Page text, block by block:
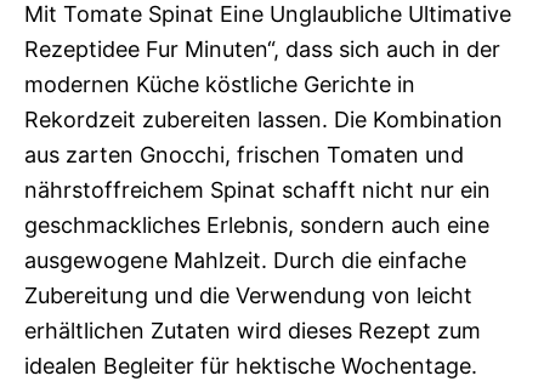
Mit Tomate Spinat Eine Unglaubliche Ultimative
Rezeptidee Fur Minuten“, dass sich auch in der
modernen Küche köstliche Gerichte in
Rekordzeit zubereiten lassen. Die Kombination
aus zarten Gnocchi, frischen Tomaten und
nährstoffreichem Spinat schafft nicht nur ein
geschmackliches Erlebnis, sondern auch eine
ausgewogene Mahlzeit. Durch die einfache
Zubereitung und die Verwendung von leicht
erhältlichen Zutaten wird dieses Rezept zum
idealen Begleiter für hektische Wochentage.